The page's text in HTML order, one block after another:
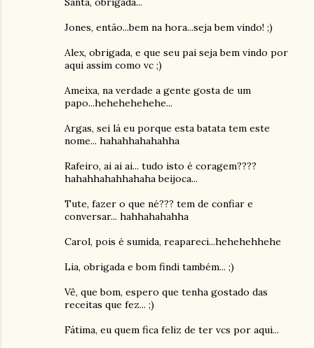
Jones, então...bem na hora...seja bem vindo! ;)
Alex, obrigada, e que seu pai seja bem vindo por
aqui assim como vc ;)
Ameixa, na verdade a gente gosta de um
papo...hehehehehehe...
Argas, sei lá eu porque esta batata tem este
nome... hahahhahahahha
Rafeiro, ai ai ai... tudo isto é coragem????
hahahhahahhahaha beijoca...
Tute, fazer o que né??? tem de confiar e
conversar... hahhahahahha
Carol, pois é sumida, reapareci...hehehehhehe
Lia, obrigada e bom findi também... ;)
Vê, que bom, espero que tenha gostado das
receitas que fez... ;)
Fátima, eu quem fica feliz de ter vcs por aqui...